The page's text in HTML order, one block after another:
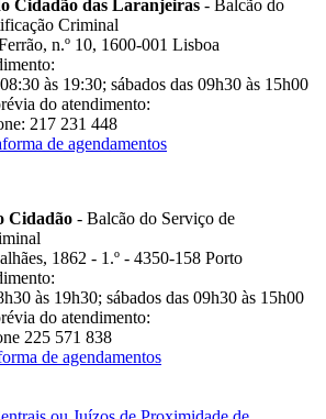
Cidadão das Laranjeiras - Balcão do
Criminal
n.º 10, 1600-001 Lisboa
às 19:30; sábados das 09h30 às 15h00
do atendimento:
217 231 448
de agendamentos
Cidadão - Balcão do Serviço de
1862 - 1.º - 4350-158 Porto
às 19h30; sábados das 09h30 às 15h00
do atendimento:
225 571 838
de agendamentos